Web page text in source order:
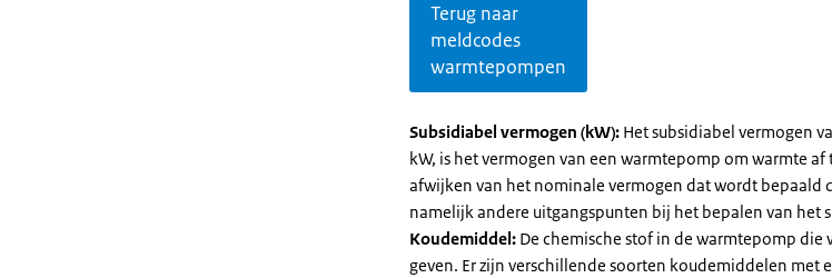
Terug naar
meldcodes
warmtepompen
Subsidiabel vermogen (kW): Het subsidiabel vermogen
kW, is het vermogen van een warmtepomp om warmte af
afwijken van het nominale vermogen dat wordt bepaald
namelijk andere uitgangspunten bij het bepalen van het
Koudemiddel: De chemische stof in de warmtepomp
geven. Er zijn verschillende soorten koudemiddelen met